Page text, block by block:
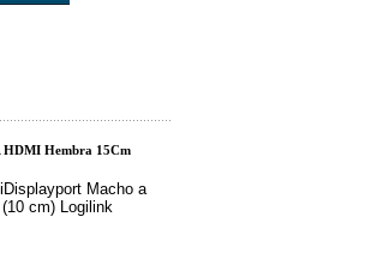
HDMI Hembra 15Cm
Macho a
cm) Logilink